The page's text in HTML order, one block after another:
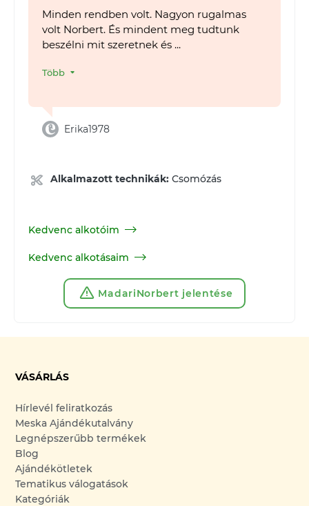
Minden rendben volt. Nagyon rugalmas
volt Norbert. És mindent meg tudtunk
beszélni mit szeretnek és ...
Több
Erika1978
Alkalmazott technikák: Csomózás
Kedvenc alkotóim
Kedvenc alkotásaim
MadariNorbert jelentése
VÁSÁRLÁS
Hírlevél feliratkozás
Meska Ajándékutalvány
Legnépszerűbb termékek
Blog
Ajándékötletek
Tematikus válogatások
Kategóriák